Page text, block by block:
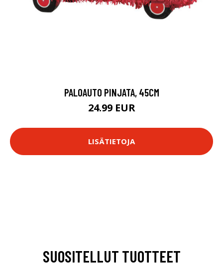
PALOAUTO PINJATA, 45CM
24.99 EUR
LISÄTIETOJA
SUOSITELLUT TUOTTEET